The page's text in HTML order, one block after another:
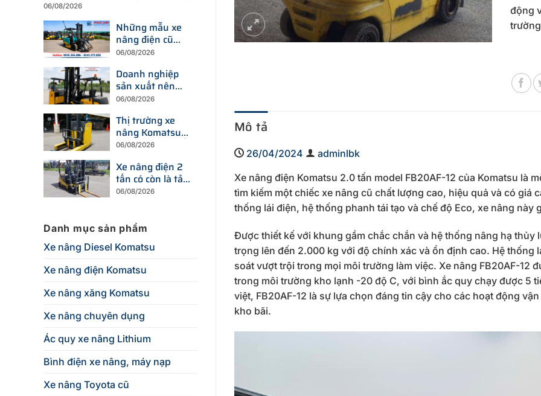
yếu tố nào?
06/08/2026
Những mẫu xe
nâng điện cũ
đang được tìm
trên thị trường
hiện nay
06/08/2026
Doanh nghiệp
sản xuất nên
chọn xe nâng
nâng dầu để tối
ưu chi phí?
06/08/2026
Thị trường xe
nâng Komatsu
cũ đang thay đổi
hướng đầu tư
thiết bị mới?
06/08/2026
Xe nâng điện 2
tấn có còn là tải
trọng được
năm 2026?
06/08/2026
Danh mục sản phẩm
Xe nâng Diesel Komatsu
Xe nâng điện Komatsu
Xe nâng xăng Komatsu
Xe nâng chuyên dụng
Ác quy xe nâng Lithium
Bình điện xe nâng, máy nạp
Xe nâng Toyota cũ
động
Mô tả
26/04/2024
adminlbk
Xe nâng điện Komatsu 2.0 tấn model FB20AF-12 của Komatsu là
tìm kiếm một chiếc xe nâng cũ chất lượng cao, hiệu quả và có giá
thống lái điện, hệ thống phanh tái tạo và chế độ Eco, xe nâng
Được thiết kế với khung gầm chắc chắn và hệ thống nâng hạ thủy
trọng lên đến 2.000 kg với độ chính xác và ổn định cao. Hệ thống
soát vượt trội trong mọi môi trường làm việc. Xe nâng FB20AF-12
trong môi trường kho lạnh -20 độ C, với bình ắc quy chạy được 5
việt, FB20AF-12 là sự lựa chọn đáng tin cậy cho các hoạt động
kho bãi.